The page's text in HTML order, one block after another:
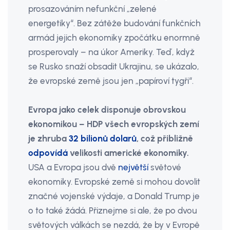
prosazováním nefunkční „zelené
energetiky“. Bez zátěže budování funkčních
armád jejich ekonomiky zpočátku enormně
prosperovaly – na úkor Ameriky. Teď, když
se Rusko snaží obsadit Ukrajinu, se ukázalo,
že evropské země jsou jen „papíroví tygři“.
Evropa jako celek disponuje obrovskou
ekonomikou – HDP všech evropských zemí
je zhruba 32 bilionů dolarů, což přibližně
odpovídá velikosti americké ekonomiky.
USA a Evropa jsou dvě největšísvětové
ekonomiky. Evropské země si mohou dovolit
značné vojenské výdaje, a Donald Trump je
o to také žádá. Přiznejme si ale, že po dvou
světových válkách se nezdá, že by v Evropě